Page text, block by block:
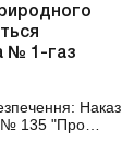
№ 1-газ
Наказ
№ 135 "Про